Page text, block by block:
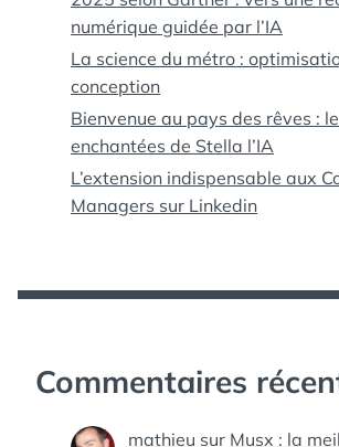
numérique guidée par l’IA
La science du métro :
conception
Bienvenue au pays des rêves :
enchantées de Stella l’IA
L’extension indispensable aux
Managers sur Linkedin
Commentaires
mathieu sur Musx : la